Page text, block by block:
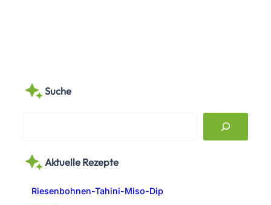
Suche
r
Aktuelle Rezepte
Riesenbohnen-Tahini-Miso-Dip